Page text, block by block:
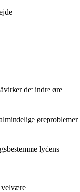
det indre øre
øreproblemer
lydens
velvære